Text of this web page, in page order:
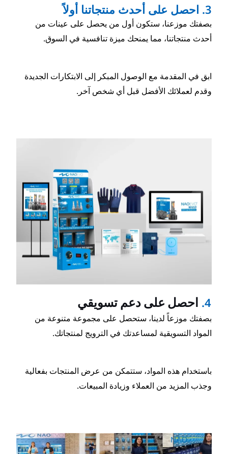
أول من يحصل على عينات من
ميزة تنافسية في السوق.
المبكر إلى الابتكارات الجديدة
قبل أي شخص آخر.
تسويقي
على مجموعة متنوعة من
في الترويج لمنتجاتك.
من عرض المنتجات بفعالية
وزيادة المبيعات.